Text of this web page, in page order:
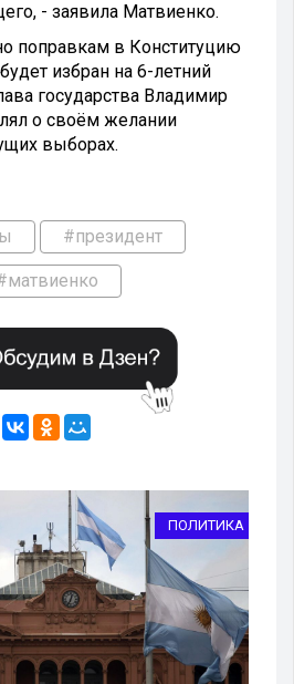
- заявила Матвиенко.
поправкам в Конституцию
избран на 6-летний
государства Владимир
о своём желании
выборах.
#президент
ПОЛИТИКА